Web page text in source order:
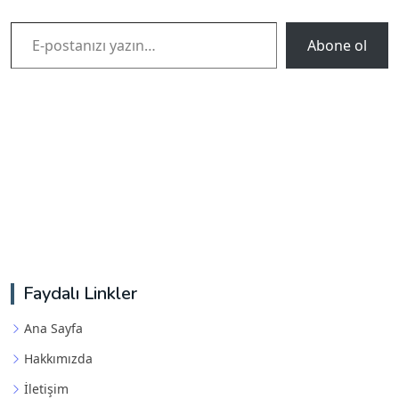
E-postanızı yazın…
Abone ol
Faydalı Linkler
Ana Sayfa
Hakkımızda
İletişim